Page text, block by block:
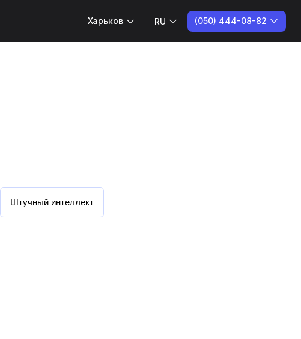
Харьков RU (050) 444-08-82
Штучный интеллект